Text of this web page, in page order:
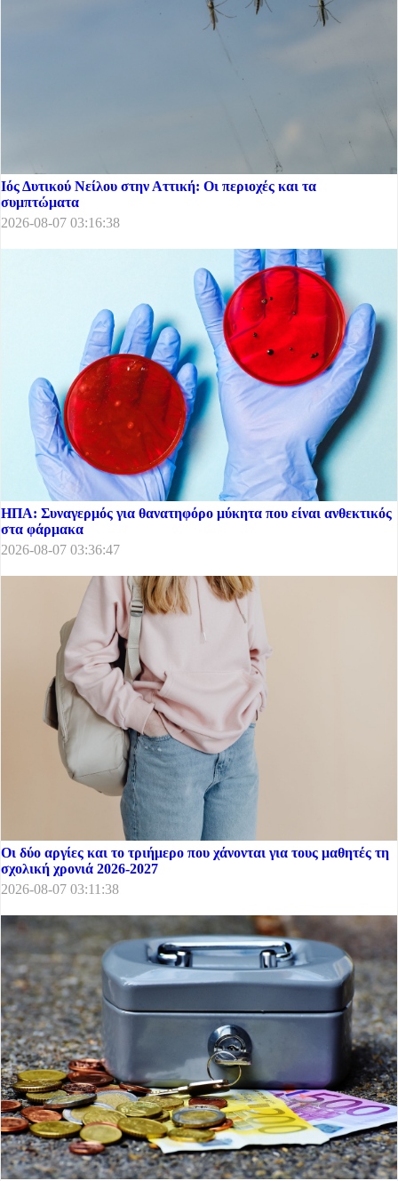
Ιός Δυτικού Νείλου στην Αττική: Οι περιοχές και τα
συμπτώματα
2026-08-07 03:16:38
ΗΠΑ: Συναγερμός για θανατηφόρο μύκητα που είναι ανθεκτικός
στα φάρμακα
2026-08-07 03:36:47
Οι δύο αργίες και το τριήμερο που χάνονται για τους μαθητές τη
σχολική χρονιά 2026-2027
2026-08-07 03:11:38